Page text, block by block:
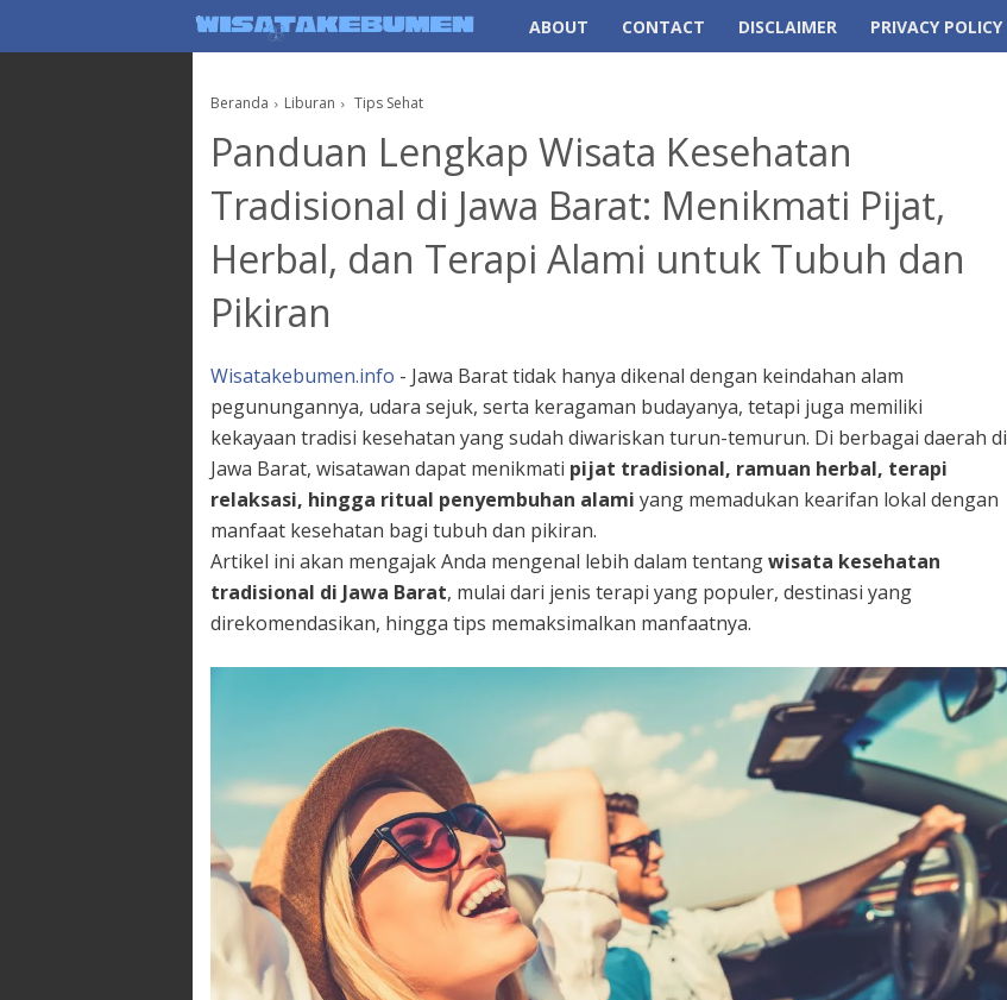
ABOUT CONTACT DISCLAIMER PRIVACY POLICY
Beranda Liburan Tips Sehat
Panduan Lengkap Wisata Kesehatan
Tradisional di Jawa Barat: Menikmati Pijat,
Herbal, dan Terapi Alami untuk Tubuh dan
Pikiran
Wisatakebumen.info - Jawa Barat tidak hanya dikenal dengan keindahan alam
pegunungannya, udara sejuk, serta keragaman budayanya, tetapi juga memiliki
kekayaan tradisi kesehatan yang sudah diwariskan turun-temurun. Di berbagai daerah di
Jawa Barat, wisatawan dapat menikmati pijat tradisional, ramuan herbal, terapi
relaksasi, hingga ritual penyembuhan alami yang memadukan kearifan lokal dengan
manfaat kesehatan bagi tubuh dan pikiran.
Artikel ini akan mengajak Anda mengenal lebih dalam tentangwisata kesehatan
tradisional di Jawa Barat, mulai dari jenis terapi yang populer, destinasi yang
direkomendasikan, hingga tips memaksimalkan manfaatnya.